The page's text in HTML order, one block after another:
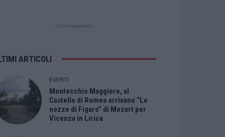
- Advertisement -
ARTICOLI
EVENTI
Montecchio Maggiore, al
Castello di Romeo arrivano “Le
nozze di Figaro” di Mozart per
Vicenza in Lirica